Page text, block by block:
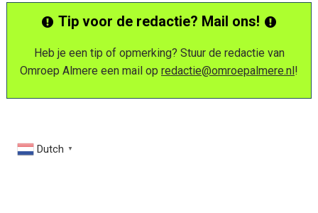
Tip voor de redactie? Mail ons!
Heb je een tip of opmerking? Stuur de redactie van
Omroep Almere een mail op redactie@omroepalmere.nl!
Dutch ▼